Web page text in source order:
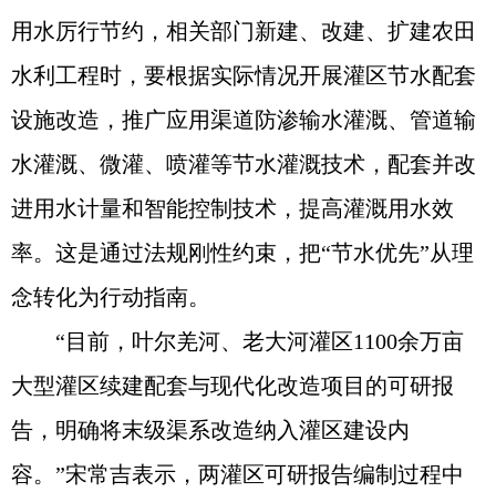
用水厉行节约，相关部门新建、改建、扩建农田
水利工程时，要根据实际情况开展灌区节水配套
设施改造，推广应用渠道防渗输水灌溉、管道输
水灌溉、微灌、喷灌等节水灌溉技术，配套并改
进用水计量和智能控制技术，提高灌溉用水效
率。这是通过法规刚性约束，把“节水优先”从理
念转化为行动指南。
“目前，叶尔羌河、老大河灌区1100余万亩
大型灌区续建配套与现代化改造项目的可研报
告，明确将末级渠系改造纳入灌区建设内
容。”宋常吉表示，两灌区可研报告编制过程中